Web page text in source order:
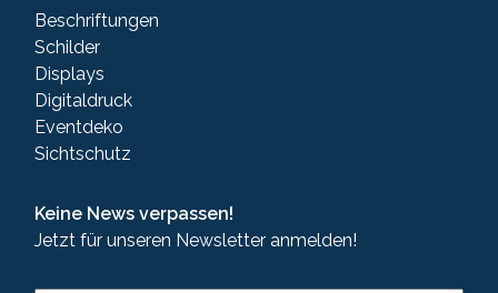
Beschriftungen
Schilder
Displays
Digitaldruck
Eventdeko
Sichtschutz
Keine News verpassen!
Jetzt für unseren Newsletter anmelden!